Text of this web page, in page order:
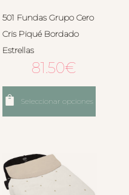
501 Fundas Grupo Cero
Cris Piqué Bordado
Estrellas
81.50€
Seleccionar opciones